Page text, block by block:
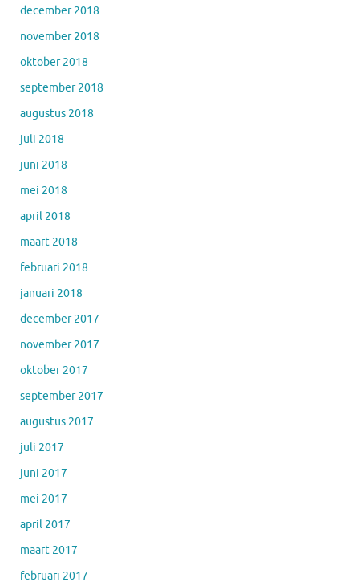
december 2018
november 2018
oktober 2018
september 2018
augustus 2018
juli 2018
juni 2018
mei 2018
april 2018
maart 2018
februari 2018
januari 2018
december 2017
november 2017
oktober 2017
september 2017
augustus 2017
juli 2017
juni 2017
mei 2017
april 2017
maart 2017
februari 2017